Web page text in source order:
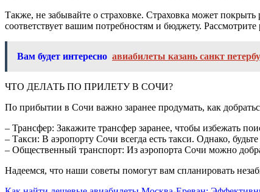
Также, не забывайте о страховке. Страховка может
соответствует вашим потребностям и бюджету.
Вам будет интересно авиабилеты казань санкт
ЧТО ДЕЛАТЬ ПО ПРИЛЕТУ В СОЧИ?
По прибытии в Сочи важно заранее продумать, как
– Трансфер: Закажите трансфер заранее, чтобы избежать
– Такси: В аэропорту Сочи всегда есть такси. Однако,
– Общественный транспорт: Из аэропорта Сочи можно
Надеемся, что наши советы помогут вам спланировать